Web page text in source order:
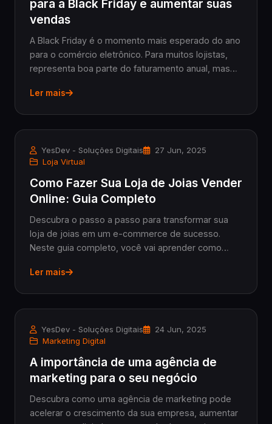
para a Black Friday e aumentar suas
vendas
A Black Friday é o momento mais esperado do ano
para o comércio eletrônico. Para muitos lojistas,
representa boa parte do faturamento anual, mas
Ler mais
YesDev - Soluções Digitais
27 Jun, 2025
Loja Virtual
Como Fazer Sua Loja de Joias Vender
Online: Guia Completo
Descubra o passo a passo para transformar sua
loja de joias em um e-commerce de sucesso.
Neste guia completo, você vai aprender como
profissionais para destacar suas peças, aplicar
de desconto exclusivo para criar sua loja na Tray
com os temas Yes Seasons Joias e Yes Pro Joias.
Ler mais
YesDev - Soluções Digitais
24 Jun, 2025
Marketing Digital
A importância de uma agência de
marketing para o seu negócio
Descubra como uma agência de marketing pode
acelerar o crescimento da sua empresa, aumentar